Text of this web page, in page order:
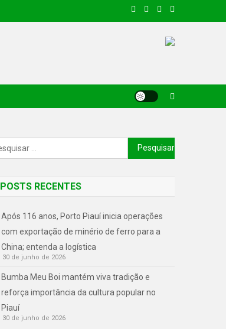
POSTS RECENTES
Após 116 anos, Porto Piauí inicia operações
com exportação de minério de ferro para a
China; entenda a logística
30 de junho de 2026
Bumba Meu Boi mantém viva tradição e
reforça importância da cultura popular no
Piauí
30 de junho de 2026